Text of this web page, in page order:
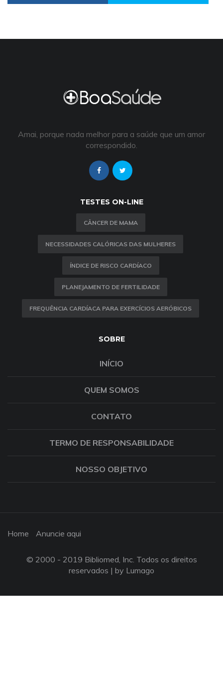
Amai, porque nada melhor para a saúde que um amor
correspondido.
TESTES ON-LINE
CÂNCER DE MAMA
NECESSIDADES CALÓRICAS DAS MULHERES
ÍNDICE DE RISCO CARDÍACO
PLANEJAMENTO DE FERTILIDADE
FREQUÊNCIA CARDÍACA PARA EXERCÍCIOS AERÓBICOS
SOBRE
INÍCIO
QUEM SOMOS
CONTATO
TERMO DE RESPONSABILIDADE
NOSSO OBJETIVO
Home Anuncie aqui
© 2000 - 2019 Bibliomed, Inc. Todos os direitos
reservados | by Lumago